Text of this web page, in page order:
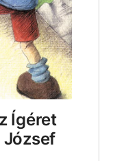
Ígéret
József